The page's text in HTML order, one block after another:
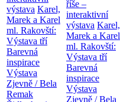
výstava Karel,
Marek a Karel
ml. Rakovští:
Výstava tří
Barevná
inspirace
Výstava
Zjevně / Bela
Remak
říše –
interaktivní
výstava Karel,
Marek a Karel
ml. Rakovští:
Výstava tří
Barevná
inspirace
Výstava
Zjevně / Bela